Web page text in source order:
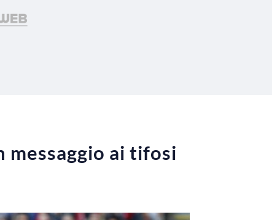
messaggio ai tifosi